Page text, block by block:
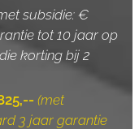
subsidie: €
tot 10 jaar op
korting bij 2
(met
3 jaar garantie